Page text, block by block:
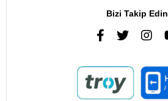
Bizi Takip Edin